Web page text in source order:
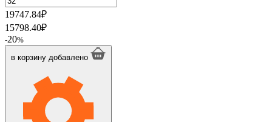
19747.84₽
15798.40₽
-20%
в корзину добавлено